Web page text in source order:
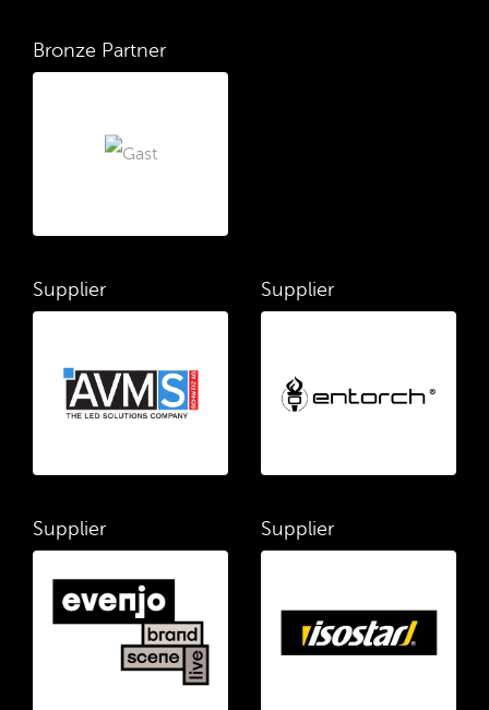
Bronze Partner
Supplier Supplier
Supplier Supplier